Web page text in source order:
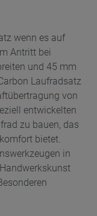
wenn es auf
Antritt bei
und 45 mm
Laufradsatz
von
entwickelten
zu bauen, das
bietet.
in